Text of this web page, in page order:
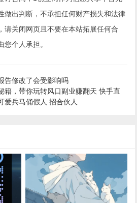
做出判断，不承担任何财产损失和法律
请关闭网页且不要在本站拓展任何合
个人承担。
告修改了会受影响吗
籍，带你玩转风口副业赚翻天 快手直
爱兵马俑假人 招合伙人